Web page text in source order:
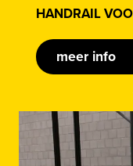
HANDRAIL
meer info